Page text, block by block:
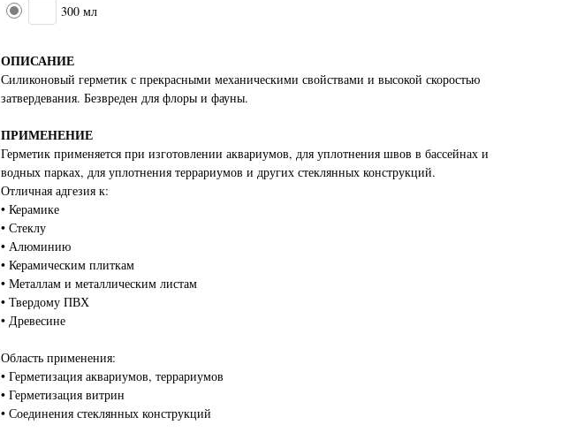
300 мл
ОПИСАНИЕ
Силиконовый герметик с прекрасными механическими свойствами и высокой скоростью
затвердевания. Безвреден для флоры и фауны.
ПРИМЕНЕНИЕ
Герметик применяется при изготовлении аквариумов, для уплотнения швов в бассейнах и
водных парках, для уплотнения террариумов и других стеклянных конструкций.
Отличная адгезия к:
• Керамике
• Стеклу
• Алюминию
• Керамическим плиткам
• Металлам и металлическим листам
• Твердому ПВХ
• Древесине
Область применения:
• Герметизация аквариумов, террариумов
• Герметизация витрин
• Соединения стеклянных конструкций